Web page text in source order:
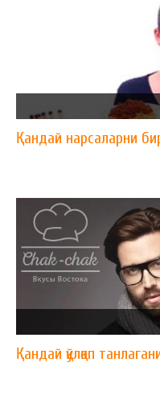
Қандай нарсаларни
Қандай қўлқоп